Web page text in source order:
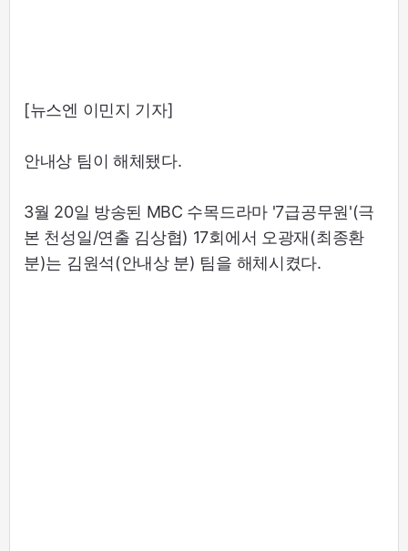
[뉴스엔 이민지 기자]
안내상 팀이 해체됐다.
3월 20일 방송된 MBC 수목드라마 '7급공무원'(극
본 천성일/연출 김상협) 17회에서 오광재(최종환
분)는 김원석(안내상 분) 팀을 해체시켰다.